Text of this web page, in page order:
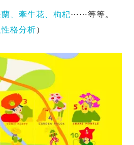
、牽牛花、枸杞⋯⋯等等。
格分析）